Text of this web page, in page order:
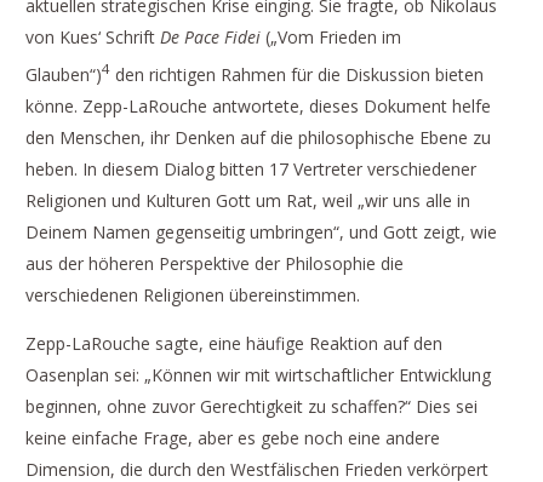
aktuellen strategischen Krise einging. Sie fragte, ob Nikolaus
von Kues‘ Schrift De Pace Fidei(„Vom Frieden im
Glauben“)4den richtigen Rahmen für die Diskussion bieten
könne. Zepp-LaRouche antwortete, dieses Dokument helfe
den Menschen, ihr Denken auf die philosophische Ebene zu
heben. In diesem Dialog bitten 17 Vertreter verschiedener
Religionen und Kulturen Gott um Rat, weil „wir uns alle in
Deinem Namen gegenseitig umbringen“, und Gott zeigt, wie
aus der höheren Perspektive der Philosophie die
verschiedenen Religionen übereinstimmen.
Zepp-LaRouche sagte, eine häufige Reaktion auf den
Oasenplan sei: „Können wir mit wirtschaftlicher Entwicklung
beginnen, ohne zuvor Gerechtigkeit zu schaffen?“ Dies sei
keine einfache Frage, aber es gebe noch eine andere
Dimension, die durch den Westfälischen Frieden verkörpert